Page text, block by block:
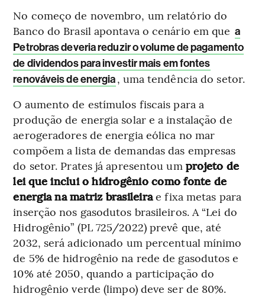
No começo de novembro, um relatório do
Banco do Brasil apontava o cenário em que a
Petrobras deveria reduzir o volume de pagamento
de dividendos para investir mais em fontes
renováveis de energia, uma tendência do setor.
O aumento de estímulos fiscais para a
produção de energia solar e a instalação de
aerogeradores de energia eólica no mar
compõem a lista de demandas das empresas
do setor. Prates já apresentou um projeto de
lei que inclui o hidrogênio como fonte de
energia na matriz brasileirae fixa metas para
inserção nos gasodutos brasileiros. A “Lei do
Hidrogênio” (PL 725/2022) prevê que, até
2032, será adicionado um percentual mínimo
de 5% de hidrogênio na rede de gasodutos e
10% até 2050, quando a participação do
hidrogênio verde (limpo) deve ser de 80%.